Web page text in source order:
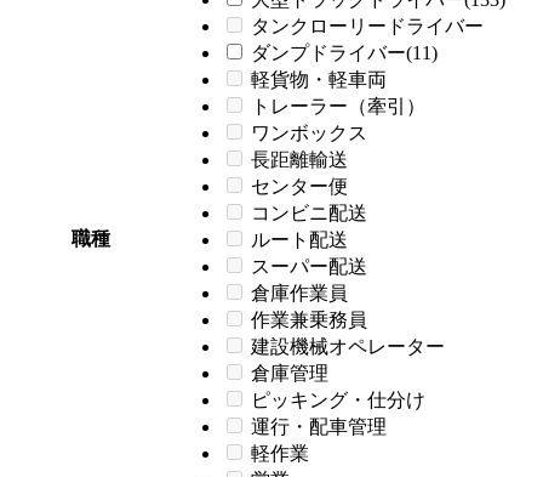
職種
タンクローリードライバー
ダンプドライバー(11)
軽貨物・軽車両
トレーラー（牽引）
ワンボックス
長距離輸送
センター便
コンビニ配送
ルート配送
スーパー配送
倉庫作業員
作業兼乗務員
建設機械オペレーター
倉庫管理
ピッキング・仕分け
運行・配車管理
軽作業